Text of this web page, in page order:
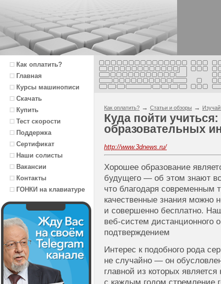
Как оплатить?
Главная
Курсы машинописи
Скачать
Купить
Тест скорости
Поддержка
Сертификат
Наши солисты
Вакансии
Контакты
ГОНКИ на клавиатуре
Как оплатить? → Статьи и обзоры →
Куда пойти
образовательных
http://www.3dnews.ru/
Хорошее образование
будущего — об этом знают
что благодаря современным
качественные знания можно
и совершенно бесплатно.
веб-систем дистанционного
подтверждением
Интерес к подобного рода
не случайно — он
главной из которых